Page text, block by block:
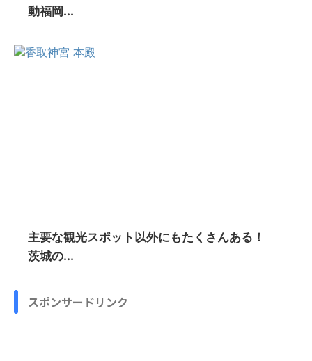
動福岡...
主要な観光スポット以外にもたくさんある！
茨城の...
スポンサードリンク